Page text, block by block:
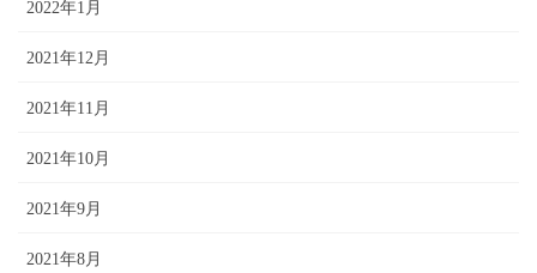
2022年1月
2021年12月
2021年11月
2021年10月
2021年9月
2021年8月